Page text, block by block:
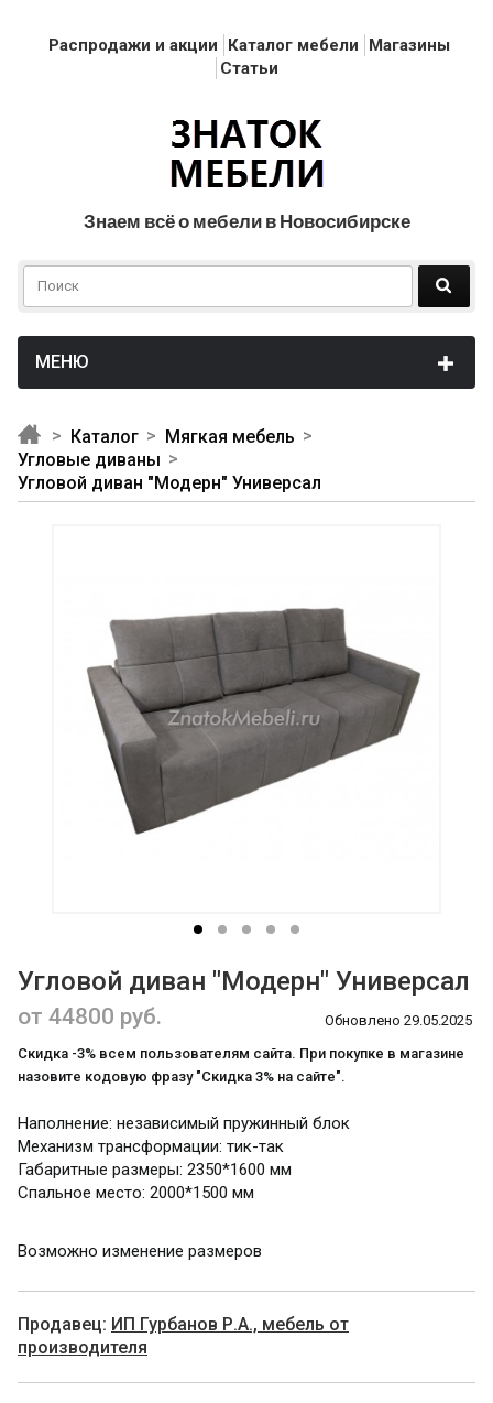
Распродажи и акции Каталог мебели
Магазины
Статьи
Знаем всё о мебели в Новосибирске
Каталог
Мягкая мебель
Угловые диваны
Угловой диван "Модерн" Универсал
Угловой диван "Модерн" Универсал
от 44800 руб.
Обновлено 29.05.2025
Скидка -3% всем пользователям сайта. При покупке в магазине
назовите кодовую фразу "Скидка 3% на сайте".
Наполнение: независимый пружинный блок
Механизм трансформации: тик-так
Габаритные размеры: 2350*1600 мм
Спальное место: 2000*1500 мм
Возможно изменение размеров
Продавец: ИП Гурбанов Р.А., мебель от
производителя